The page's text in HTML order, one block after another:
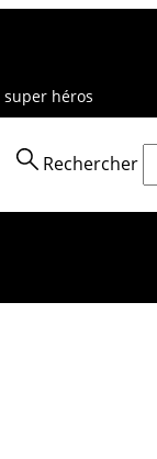
super héros
Rechercher